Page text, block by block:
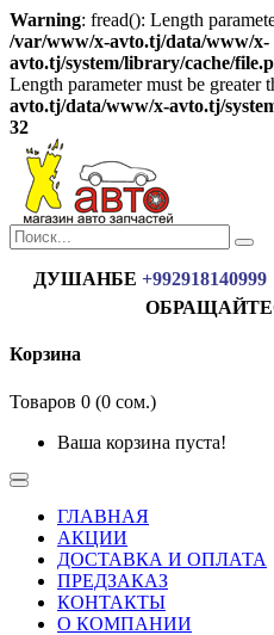
Warning: fread(): Length
/var/www/x-avto.tj/data/www/x-
avto.tj/system/library/cache/
Length parameter must be greater
avto.tj/data/www/x-avto.tj/
32
ДУШАНБЕ +992918140999
Корзина
Товаров 0 (0 сом.)
Ваша корзина пуста!
ГЛАВНАЯ
АКЦИИ
ДОСТАВКА И ОПЛАТА
ПРЕДЗАКАЗ
КОНТАКТЫ
О КОМПАНИИ